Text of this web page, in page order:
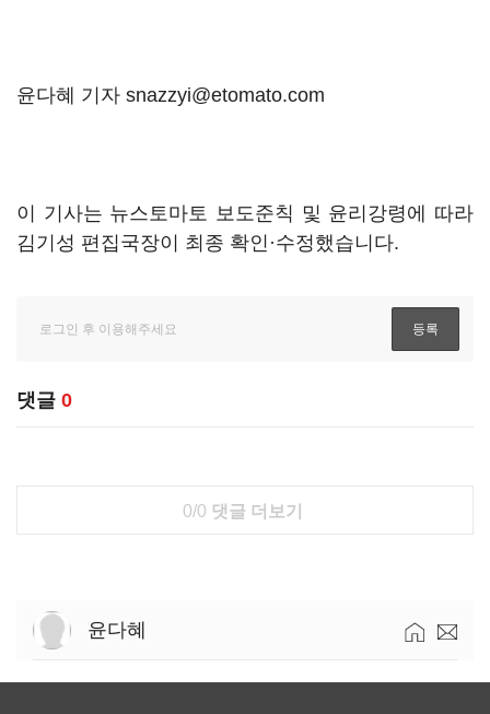
윤다혜 기자 snazzyi@etomato.com
이 기사는 뉴스토마토 보도준칙 및 윤리강령에 따라
김기성 편집국장이 최종 확인·수정했습니다.
댓글 0
0/0 댓글 더보기
윤다혜